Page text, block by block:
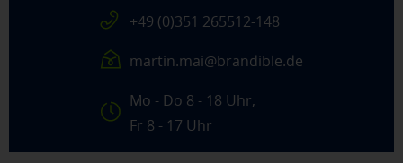
+49 (0)351 265512-148
martin.mai@brandible.de
Mo - Do 8 - 18 Uhr,
Fr 8 - 17 Uhr